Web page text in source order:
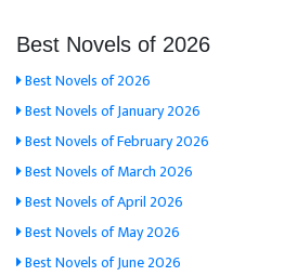
Best Novels of 2026
Best Novels of 2026
Best Novels of January 2026
Best Novels of February 2026
Best Novels of March 2026
Best Novels of April 2026
Best Novels of May 2026
Best Novels of June 2026